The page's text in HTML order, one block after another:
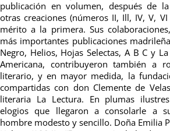
publicación en volumen, después de
otras creaciones (números II, Ill, IV, V,
mérito a la primera. Sus
más importantes publicaciones
Negro, Helios, Hojas Selectas, A B C y
Americana, contribuyeron también a
literario, y en mayor medida, la
compartidas con don Clemente de
literaria La Lectura. En plumas
elogios que llegaron a consolarle a
hombre modesto y sencillo. Doña Emilia